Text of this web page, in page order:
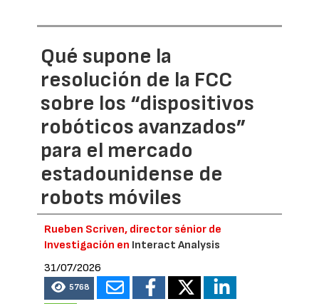
Qué supone la
resolución de la FCC
sobre los “dispositivos
robóticos avanzados”
para el mercado
estadounidense de
robots móviles
Rueben Scriven, director sénior de
Investigación en Interact Analysis
31/07/2026
5768